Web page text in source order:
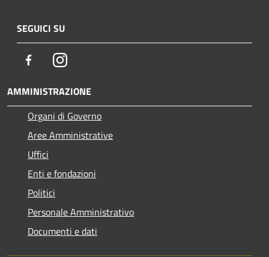
SEGUICI SU
FacebookInstagram
AMMINISTRAZIONE
Organi di Governo
Aree Amministrative
Uffici
Enti e fondazioni
Politici
Personale Amministrativo
Documenti e dati